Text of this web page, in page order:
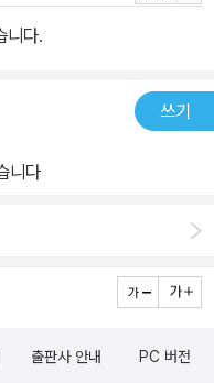
' 스스로 묻고, 살아보고 싶
의 집으로 실현할 것인지
니다.
쓰기
니다
출판사 안내 PC 버전